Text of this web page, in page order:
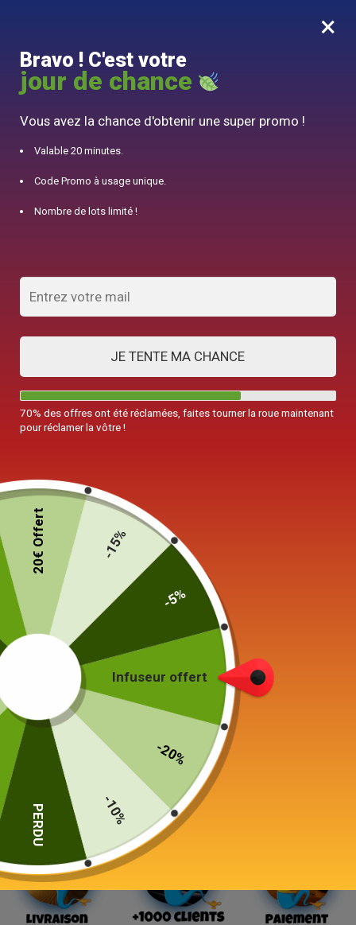
0
10% offert pour 50€ d’achats avec le code DJINN10
Théière en Verre Design Liège 250ML –
750ML
– 79,90€
Ajouter au panier
×
Bravo ! C'est votre
jour de chance
Vous avez la chance d'obtenir une super promo !
Valable 20 minutes.
Code Promo à usage unique.
Nombre de lots limité !
JE TENTE MA CHANCE
70% des offres ont été réclamées, faites tourner la roue maintenant
pour réclamer la vôtre !
Infuseur offert
-20%
-10%
PERDU
20€ Offert -15%
-5%